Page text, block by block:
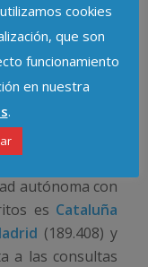
una cifra total
de titularidad
También
de ficheros
fiscal y
ficheros de
de nóminas.
autónoma con
es Cataluña
(189.408) y
a las consultas
cookies
que son
funcionamiento
en nuestra
.